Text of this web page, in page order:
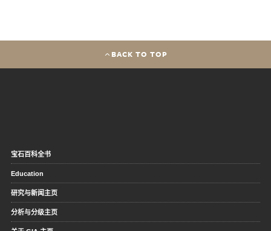
BACK TO TOP
宝石百科全书
Education
研究与新闻主页
分析与分级主页